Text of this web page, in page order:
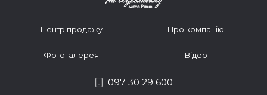
Центр продажу Про компанію
Фотогалерея Відео
097 30 29 600